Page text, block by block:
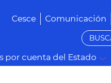
Cesce Comunicación
por cuenta del Estado